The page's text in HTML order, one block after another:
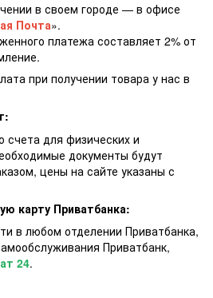
в своем городе — в офисе
Почта».
платежа составляет 2% от
при получении товара у нас в
счета для физических и
документы будут
цены на сайте указаны с
карту Приватбанка:
в любом отделении Приватбанка,
Приватбанк,
24.